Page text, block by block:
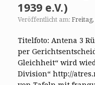
1939 e.V.)
Veröffentlicht am:
Titelfoto: Antena 3
per
Gleichheit“ wird
Division“ http://